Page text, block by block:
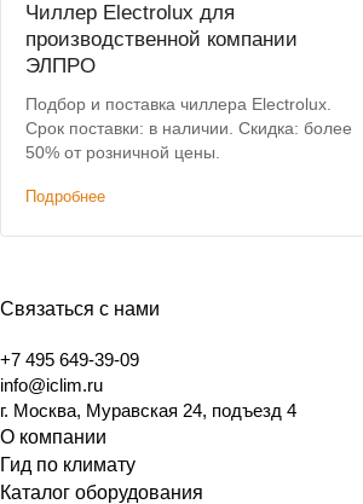
Чиллер Electrolux для
производственной компании
ЭЛПРО
Подбор и поставка чиллера Electrolux.
Срок поставки: в наличии. Скидка: более
50% от розничной цены.
Подробнее
Связаться с нами
+7 495 649-39-09
info@iclim.ru
г. Москва, Муравская 24, подъезд 4
О компании
Гид по климату
Каталог оборудования